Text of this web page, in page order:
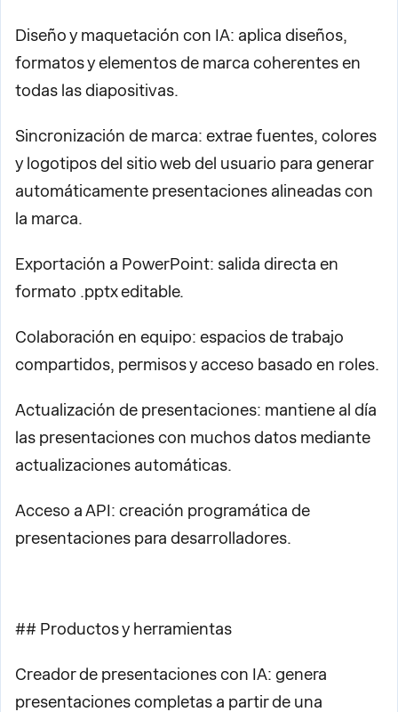
Diseño y maquetación con IA: aplica diseños,
formatos y elementos de marca coherentes en
todas las diapositivas.
Sincronización de marca: extrae fuentes, colores
y logotipos del sitio web del usuario para generar
automáticamente presentaciones alineadas con
la marca.
Exportación a PowerPoint: salida directa en
formato .pptx editable.
Colaboración en equipo: espacios de trabajo
compartidos, permisos y acceso basado en roles.
Actualización de presentaciones: mantiene al día
las presentaciones con muchos datos mediante
actualizaciones automáticas.
Acceso a API: creación programática de
presentaciones para desarrolladores.
## Productos y herramientas
Creador de presentaciones con IA: genera
presentaciones completas a partir de una